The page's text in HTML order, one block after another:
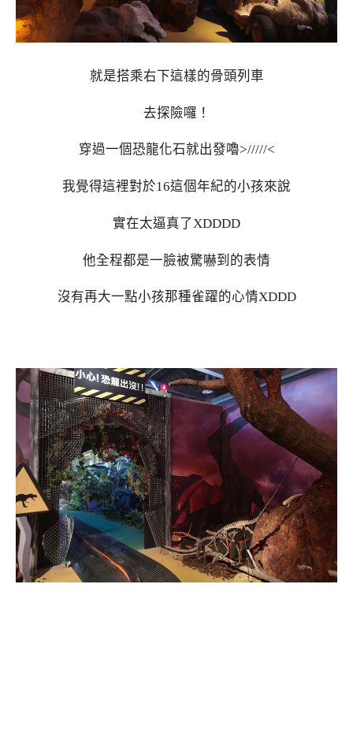
就是搭乘右下這樣的骨頭列車
去探險囉！
穿過一個恐龍化石就出發嚕>/////<
我覺得這裡對於16這個年紀的小孩來說
實在太逼真了XDDDD
他全程都是一臉被驚嚇到的表情
沒有再大一點小孩那種雀躍的心情XDDD